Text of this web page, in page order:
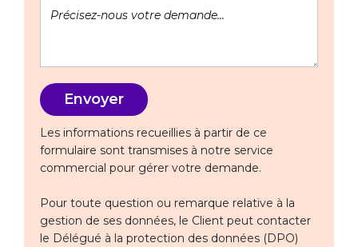
Les informations recueillies à partir de ce
formulaire sont transmises à notre service
commercial pour gérer votre demande.
Pour toute question ou remarque relative à la
gestion de ses données, le Client peut contacter
le Délégué à la protection des données (DPO)